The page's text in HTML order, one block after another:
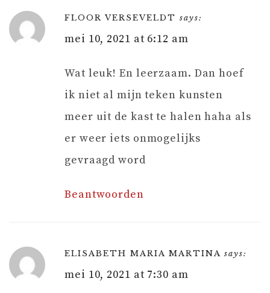
FLOOR VERSEVELDT says:
mei 10, 2021 at 6:12 am
Wat leuk! En leerzaam. Dan hoef
ik niet al mijn teken kunsten
meer uit de kast te halen haha als
er weer iets onmogelijks
gevraagd word
Beantwoorden
ELISABETH MARIA MARTINA says:
mei 10, 2021 at 7:30 am